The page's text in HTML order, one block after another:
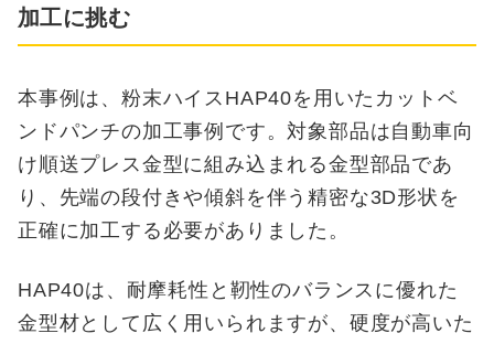
加工に挑む
本事例は、粉末ハイスHAP40を用いたカットベ
ンドパンチの加工事例です。対象部品は自動車向
け順送プレス金型に組み込まれる金型部品であ
り、先端の段付きや傾斜を伴う精密な3D形状を
正確に加工する必要がありました。
HAP40は、耐摩耗性と靭性のバランスに優れた
金型材として広く用いられますが、硬度が高いた